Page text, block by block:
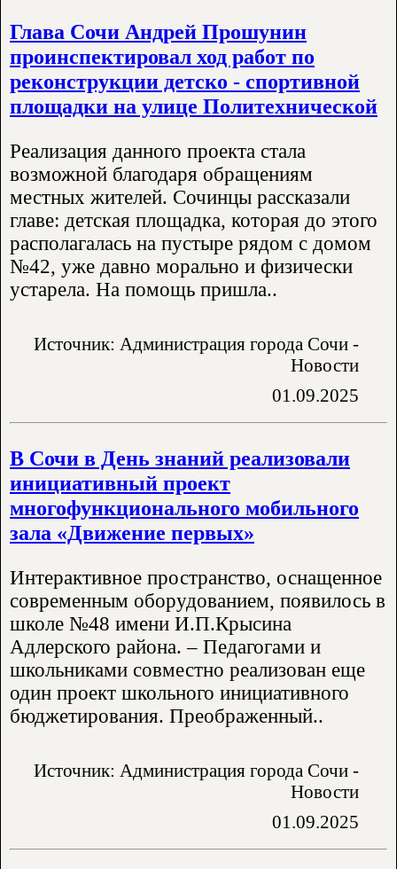
Глава Сочи Андрей Прошунин
проинспектировал ход работ по
реконструкции детско - спортивной
площадки на улице Политехнической
Реализация данного проекта стала
возможной благодаря обращениям
местных жителей. Сочинцы рассказали
главе: детская площадка, которая до этого
располагалась на пустыре рядом с домом
№42, уже давно морально и физически
устарела. На помощь пришла..
Источник: Администрация города Сочи -
Новости
01.09.2025
В Сочи в День знаний реализовали
инициативный проект
многофункционального мобильного
зала «Движение первых»
Интерактивное пространство, оснащенное
современным оборудованием, появилось в
школе №48 имени И.П.Крысина
Адлерского района. – Педагогами и
школьниками совместно реализован еще
один проект школьного инициативного
бюджетирования. Преображенный..
Источник: Администрация города Сочи -
Новости
01.09.2025